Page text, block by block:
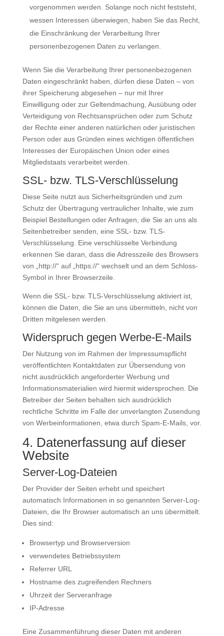
vorgenommen werden. Solange noch nicht feststeht,
wessen Interessen überwiegen, haben Sie das Recht,
die Einschränkung der Verarbeitung Ihrer
personenbezogenen Daten zu verlangen.
Wenn Sie die Verarbeitung Ihrer personenbezogenen
Daten eingeschränkt haben, dürfen diese Daten – von
ihrer Speicherung abgesehen – nur mit Ihrer
Einwilligung oder zur Geltendmachung, Ausübung oder
Verteidigung von Rechtsansprüchen oder zum Schutz
der Rechte einer anderen natürlichen oder juristischen
Person oder aus Gründen eines wichtigen öffentlichen
Interesses der Europäischen Union oder eines
Mitgliedstaats verarbeitet werden.
SSL- bzw. TLS-Verschlüsselung
Diese Seite nutzt aus Sicherheitsgründen und zum
Schutz der Übertragung vertraulicher Inhalte, wie zum
Beispiel Bestellungen oder Anfragen, die Sie an uns als
Seitenbetreiber senden, eine SSL- bzw. TLS-
Verschlüsselung. Eine verschlüsselte Verbindung
erkennen Sie daran, dass die Adresszeile des Browsers
von „http://“ auf „https://“ wechselt und an dem Schloss-
Symbol in Ihrer Browserzeile.
Wenn die SSL- bzw. TLS-Verschlüsselung aktiviert ist,
können die Daten, die Sie an uns übermitteln, nicht von
Dritten mitgelesen werden.
Widerspruch gegen Werbe-E-Mails
Der Nutzung von im Rahmen der Impressumspflicht
veröffentlichten Kontaktdaten zur Übersendung von
nicht ausdrücklich angeforderter Werbung und
Informationsmaterialien wird hiermit widersprochen. Die
Betreiber der Seiten behalten sich ausdrücklich
rechtliche Schritte im Falle der unverlangten Zusendung
von Werbeinformationen, etwa durch Spam-E-Mails, vor.
4. Datenerfassung auf dieser
Website
Server-Log-Dateien
Der Provider der Seiten erhebt und speichert
automatisch Informationen in so genannten Server-Log-
Dateien, die Ihr Browser automatisch an uns übermittelt.
Dies sind:
Browsertyp und Browserversion
verwendetes Betriebssystem
Referrer URL
Hostname des zugreifenden Rechners
Uhrzeit der Serveranfrage
IP-Adresse
Eine Zusammenführung dieser Daten mit anderen